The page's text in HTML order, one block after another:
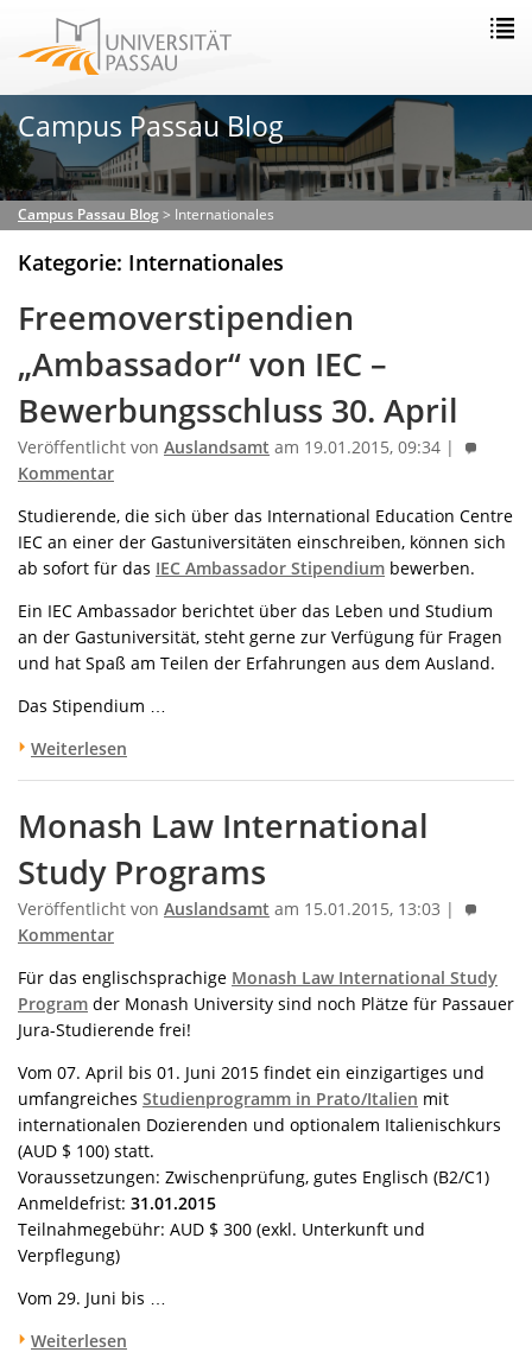
Campus Passau Blog
Campus Passau Blog> Internationales
Kategorie: Internationales
Freemoverstipendien
„Ambassador“ von IEC –
Bewerbungsschluss 30. April
Veröffentlicht von Auslandsamt am 19.01.2015, 09:34 |
Kommentar
Studierende, die sich über das International Education Centre
IEC an einer der Gastuniversitäten einschreiben, können sich
ab sofort für das IEC Ambassador Stipendium bewerben.
Ein IEC Ambassador berichtet über das Leben und Studium
an der Gastuniversität, steht gerne zur Verfügung für Fragen
und hat Spaß am Teilen der Erfahrungen aus dem Ausland.
Das Stipendium …
Weiterlesen
Monash Law International
Study Programs
Veröffentlicht von Auslandsamt am 15.01.2015, 13:03 |
Kommentar
Für das englischsprachige Monash Law International Study
Program der Monash University sind noch Plätze für Passauer
Jura-Studierende frei!
Vom 07. April bis 01. Juni 2015 findet ein einzigartiges und
umfangreiches Studienprogramm in Prato/Italien mit
internationalen Dozierenden und optionalem Italienischkurs
(AUD $ 100) statt.
Voraussetzungen: Zwischenprüfung, gutes Englisch (B2/C1)
Anmeldefrist: 31.01.2015
Teilnahmegebühr: AUD $ 300 (exkl. Unterkunft und
Verpflegung)
Vom 29. Juni bis …
Weiterlesen